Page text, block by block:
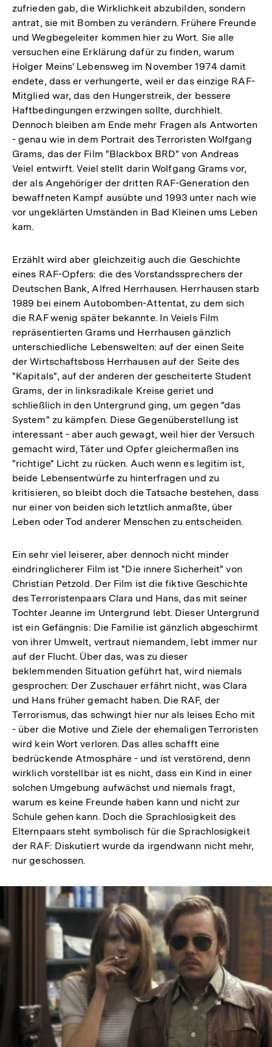
zufrieden gab, die Wirklichkeit abzubilden, sondern
antrat, sie mit Bomben zu verändern. Frühere Freunde
und Wegbegeleiter kommen hier zu Wort. Sie alle
versuchen eine Erklärung dafür zu finden, warum
Holger Meins' Lebensweg im November 1974 damit
endete, dass er verhungerte, weil er das einzige RAF-
Mitglied war, das den Hungerstreik, der bessere
Haftbedingungen erzwingen sollte, durchhielt.
Dennoch bleiben am Ende mehr Fragen als Antworten
- genau wie in dem Portrait des Terroristen Wolfgang
Grams, das der Film "Blackbox BRD" von Andreas
Veiel entwirft. Veiel stellt darin Wolfgang Grams vor,
der als Angehöriger der dritten RAF-Generation den
bewaffneten Kampf ausübte und 1993 unter nach wie
vor ungeklärten Umständen in Bad Kleinen ums Leben
kam.
Erzählt wird aber gleichzeitig auch die Geschichte
eines RAF-Opfers: die des Vorstandssprechers der
Deutschen Bank, Alfred Herrhausen. Herrhausen starb
1989 bei einem Autobomben-Attentat, zu dem sich
die RAF wenig später bekannte. In Veiels Film
repräsentierten Grams und Herrhausen gänzlich
unterschiedliche Lebenswelten: auf der einen Seite
der Wirtschaftsboss Herrhausen auf der Seite des
"Kapitals", auf der anderen der gescheiterte Student
Grams, der in linksradikale Kreise geriet und
schließlich in den Untergrund ging, um gegen "das
System" zu kämpfen. Diese Gegenüberstellung ist
interessant - aber auch gewagt, weil hier der Versuch
gemacht wird, Täter und Opfer gleichermaßen ins
"richtige" Licht zu rücken. Auch wenn es legitim ist,
beide Lebensentwürfe zu hinterfragen und zu
kritisieren, so bleibt doch die Tatsache bestehen, dass
nur einer von beiden sich letztlich anmaßte, über
Leben oder Tod anderer Menschen zu entscheiden.
Ein sehr viel leiserer, aber dennoch nicht minder
eindringlicherer Film ist "Die innere Sicherheit" von
Christian Petzold. Der Film ist die fiktive Geschichte
des Terroristenpaars Clara und Hans, das mit seiner
Tochter Jeanne im Untergrund lebt. Dieser Untergrund
ist ein Gefängnis: Die Familie ist gänzlich abgeschirmt
von ihrer Umwelt, vertraut niemandem, lebt immer nur
auf der Flucht. Über das, was zu dieser
beklemmenden Situation geführt hat, wird niemals
gesprochen: Der Zuschauer erfährt nicht, was Clara
und Hans früher gemacht haben. Die RAF, der
Terrorismus, das schwingt hier nur als leises Echo mit
- über die Motive und Ziele der ehemaligen Terroristen
wird kein Wort verloren. Das alles schafft eine
bedrückende Atmosphäre - und ist verstörend, denn
wirklich vorstellbar ist es nicht, dass ein Kind in einer
solchen Umgebung aufwächst und niemals fragt,
warum es keine Freunde haben kann und nicht zur
Schule gehen kann. Doch die Sprachlosigkeit des
Elternpaars steht symbolisch für die Sprachlosigkeit
der RAF: Diskutiert wurde da irgendwann nicht mehr,
nur geschossen.
Lightbox
öffnen